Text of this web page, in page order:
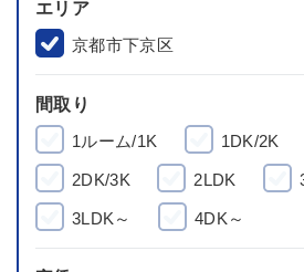
エリア
京都市下京区
間取り
1ルーム/1K
1DK/2K
2DK/3K 2LDK
3LDK～ 4DK～